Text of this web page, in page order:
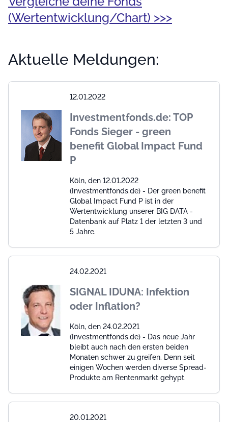
(Wertentwicklung/Chart) >>>
Aktuelle Meldungen:
12.01.2022
Investmentfonds.de: TOP
Fonds Sieger - green
benefit Global Impact Fund
P
Köln, den 12.01.2022
(Investmentfonds.de) - Der green benefit
Global Impact Fund P ist in der
Wertentwicklung unserer BIG DATA -
Datenbank auf Platz 1 der letzten 3 und
5 Jahre.
24.02.2021
SIGNAL IDUNA: Infektion
oder Inflation?
Köln, den 24.02.2021
(Investmentfonds.de) - Das neue Jahr
bleibt auch nach den ersten beiden
Monaten schwer zu greifen. Denn seit
einigen Wochen werden diverse Spread-
Produkte am Rentenmarkt gehypt.
20.01.2021